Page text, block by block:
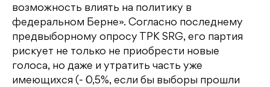
возможность влиять на политику в
федеральном Берне». Согласно последнему
предвыборному опросу ТРК SRG, его партия
рискует не только не приобрести новые
голоса, но даже и утратить часть уже
имеющихся (- 0,5%, если бы выборы прошли